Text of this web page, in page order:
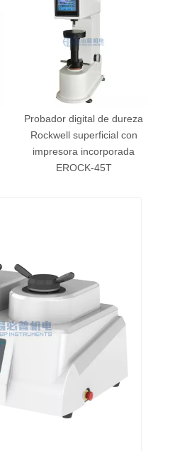
Probador digital de dureza
Rockwell superficial con
impresora incorporada
EROCK-45T